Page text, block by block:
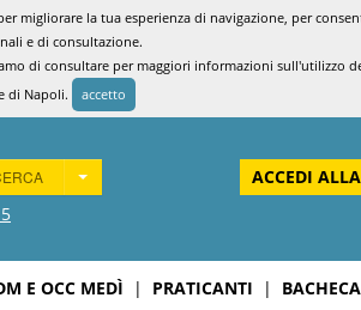
la tua esperienza di navigazione, per
e di consultazione.
di consultare per maggiori informazioni sull'utilizzo
di Napoli.
accetto
ACCEDI
E OCC MEDÌ | PRATICANTI |